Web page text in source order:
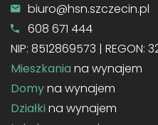
biuro@hsn.szczecin.pl
608 671 444
NIP: 8512869573 | REGON:
Mieszkania na wynajem
Domyna wynajem
Działki na wynajem